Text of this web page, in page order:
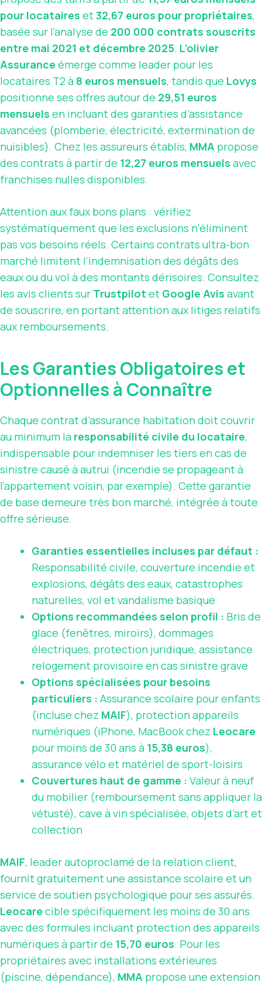
pour locataires et32,67 euros pour propriétaires,
basée sur l’analyse de 200 000 contrats souscrits
entre mai 2021 et décembre 2025. L’olivier
Assurance émerge comme leader pour les
locataires T2 à 8 euros mensuels, tandis que Lovys
positionne ses offres autour de 29,51 euros
mensuels en incluant des garanties d’assistance
avancées (plomberie, électricité, extermination de
nuisibles). Chez les assureurs établis, MMA propose
des contrats à partir de 12,27 euros mensuels avec
franchises nulles disponibles.
Attention aux faux bons plans : vérifiez
systématiquement que les exclusions n’éliminent
pas vos besoins réels. Certains contrats ultra-bon
marché limitent l’indemnisation des dégâts des
eaux ou du vol à des montants dérisoires. Consultez
les avis clients sur Trustpilot et Google Avis avant
de souscrire, en portant attention aux litiges relatifs
aux remboursements.
Les Garanties Obligatoires et
Optionnelles à Connaître
Chaque contrat d’assurance habitation doit couvrir
au minimum la responsabilité civile du locataire,
indispensable pour indemniser les tiers en cas de
sinistre causé à autrui (incendie se propageant à
l’appartement voisin, par exemple). Cette garantie
de base demeure très bon marché, intégrée à toute
offre sérieuse.
Garanties essentielles incluses par défaut :
Responsabilité civile, couverture incendie et
explosions, dégâts des eaux, catastrophes
naturelles, vol et vandalisme basique
Options recommandées selon profil : Bris de
glace (fenêtres, miroirs), dommages
électriques, protection juridique, assistance
relogement provisoire en cas sinistre grave
Options spécialisées pour besoins
particuliers : Assurance scolaire pour enfants
(incluse chez MAIF), protection appareils
numériques (iPhone, MacBook chez Leocare
pour moins de 30 ans à 15,38 euros),
assurance vélo et matériel de sport-loisirs
Couvertures haut de gamme : Valeur à neuf
du mobilier (remboursement sans appliquer la
vétusté), cave à vin spécialisée, objets d’art et
collection
MAIF, leader autoproclamé de la relation client,
fournit gratuitement une assistance scolaire et un
service de soutien psychologique pour ses assurés.
Leocare cible spécifiquement les moins de 30 ans
avec des formules incluant protection des appareils
numériques à partir de 15,70 euros. Pour les
propriétaires avec installations extérieures
(piscine, dépendance), MMA propose une extension